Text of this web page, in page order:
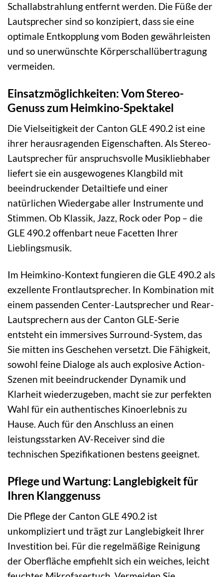
Schallabstrahlung entfernt werden. Die Füße der
Lautsprecher sind so konzipiert, dass sie eine
optimale Entkopplung vom Boden gewährleisten
und so unerwünschte Körperschallübertragung
vermeiden.
Einsatzmöglichkeiten: Vom Stereo-
Genuss zum Heimkino-Spektakel
Die Vielseitigkeit der Canton GLE 490.2 ist eine
ihrer herausragenden Eigenschaften. Als Stereo-
Lautsprecher für anspruchsvolle Musikliebhaber
liefert sie ein ausgewogenes Klangbild mit
beeindruckender Detailtiefe und einer
natürlichen Wiedergabe aller Instrumente und
Stimmen. Ob Klassik, Jazz, Rock oder Pop – die
GLE 490.2 offenbart neue Facetten Ihrer
Lieblingsmusik.
Im Heimkino-Kontext fungieren die GLE 490.2 als
exzellente Frontlautsprecher. In Kombination mit
einem passenden Center-Lautsprecher und Rear-
Lautsprechern aus der Canton GLE-Serie
entsteht ein immersives Surround-System, das
Sie mitten ins Geschehen versetzt. Die Fähigkeit,
sowohl feine Dialoge als auch explosive Action-
Szenen mit beeindruckender Dynamik und
Klarheit wiederzugeben, macht sie zur perfekten
Wahl für ein authentisches Kinoerlebnis zu
Hause. Auch für den Anschluss an einen
leistungsstarken AV-Receiver sind die
technischen Spezifikationen bestens geeignet.
Pflege und Wartung: Langlebigkeit für
Ihren Klanggenuss
Die Pflege der Canton GLE 490.2 ist
unkompliziert und trägt zur Langlebigkeit Ihrer
Investition bei. Für die regelmäßige Reinigung
der Oberfläche empfiehlt sich ein weiches, leicht